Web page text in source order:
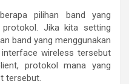
pilihan band yang
Jika kita setting
band yang menggunakan
wireless tersebut
protokol mana yang
tersebut.